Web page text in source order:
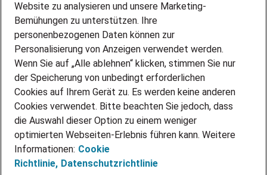
INITIATIV BEWERBEN
ÜBER UNS
STANDORTE
BLOG
PRESSE
KONTAKT
@Adecco 2026
IMPRESSUM
DATENSCHUTZ
Website zu analysieren und unsere Marketing-
Bemühungen zu unterstützen. Ihre
personenbezogenen Daten können zur
Personalisierung von Anzeigen verwendet werden.
Wenn Sie auf „Alle ablehnen“ klicken, stimmen Sie nur
der Speicherung von unbedingt erforderlichen
Cookies auf Ihrem Gerät zu. Es werden keine anderen
Cookies verwendet. Bitte beachten Sie jedoch, dass
die Auswahl dieser Option zu einem weniger
optimierten Webseiten-Erlebnis führen kann. Weitere
Informationen: Cookie
Richtlinie, Datenschutzrichtlinie